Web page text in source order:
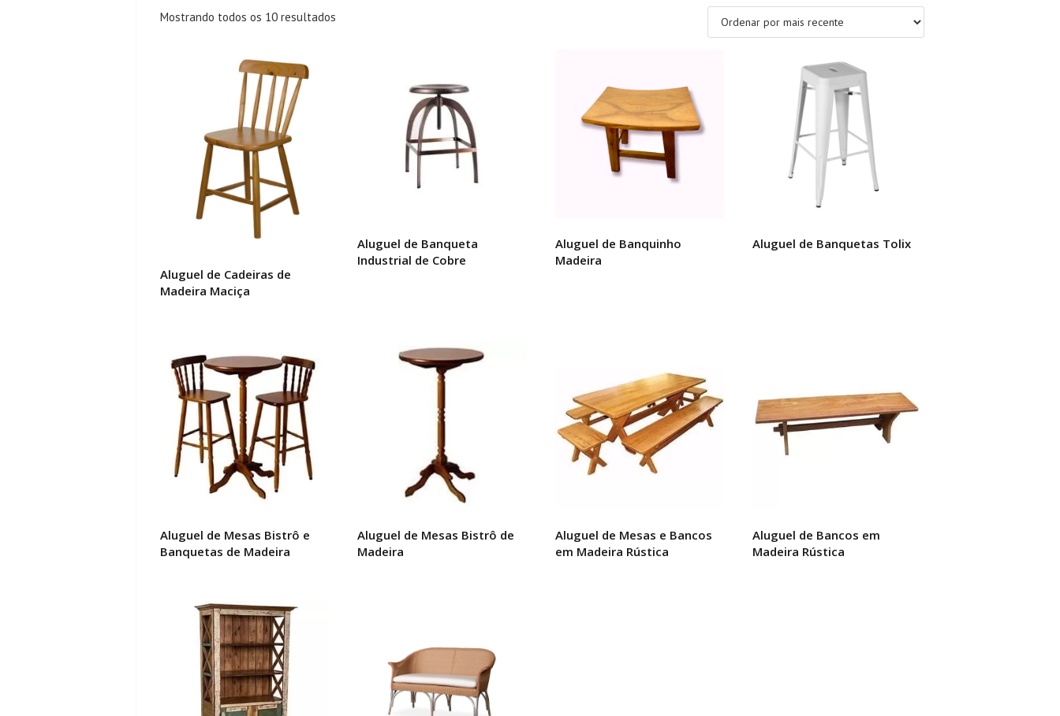
SITE
Mostrando todos os 10 resultados
Aluguel de Cadeiras de
Madeira Maciça
Aluguel de Banqueta
Industrial de Cobre
Aluguel de Banquinho
Madeira
Aluguel de Banquetas Tolix
Aluguel de Mesas Bistrô e
Banquetas de Madeira
Aluguel de Mesas Bistrô de
Madeira
Aluguel de Mesas e Bancos
em Madeira Rústica
Aluguel de Bancos em
Madeira Rústica